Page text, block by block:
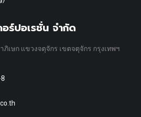
ร์ปอเรชั่น จำกัด
เษก แขวงจตุจักร เขตจตุจักร กรุงเทพฯ